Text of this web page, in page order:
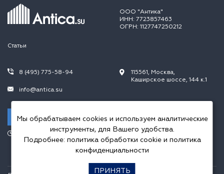
ООО "Антика"
ИНН: 7723857463
ОГРН: 1127747250212
Статьи
8 (495) 775-58-94
info@antica.su
Заказать звонок
115561, Москва,
Каширское шоссе, 144 к.1
Пн.-Пт. 10.00-20.00,
Сб.-Вс. 10.00-18.00
Мы обрабатываем cookies и используем аналитические
инструменты, для Вашего удобства.
Подробнее: политика обработки cookieи политика
конфиденциальности
ПРИНЯТЬ